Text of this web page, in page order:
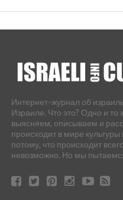
Интернет-журнал об
Израиле. Что это? Одно и
выясняем, описываем и
происходит в мире
потому, что происходит
невозможно. Но мы